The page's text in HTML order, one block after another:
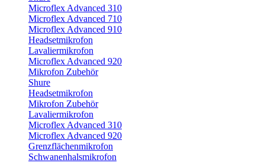
Microflex Advanced 310
Microflex Advanced 710
Microflex Advanced 910
Headsetmikrofon
Lavaliermikrofon
Microflex Advanced 920
Mikrofon Zubehör
Shure
Headsetmikrofon
Mikrofon Zubehör
Lavaliermikrofon
Microflex Advanced 310
Microflex Advanced 920
Grenzflächenmikrofon
Schwanenhalsmikrofon